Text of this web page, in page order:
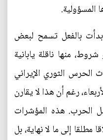
المسؤولية.
بدأت بالفعل تسمح لبعض
منها ناقلة يابانية
الحرس الثوري الإيراني
الأربعاء، رغم أن هذا لا يقارن
قبل الحرب. هذه المؤشرات
إلى ما لا نهاية، بل